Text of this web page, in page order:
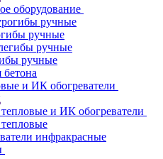
оборудование
ручные
ручные
ручные
ручные
бетона
и ИК обогреватели
и ИК обогреватели
инфракрасные